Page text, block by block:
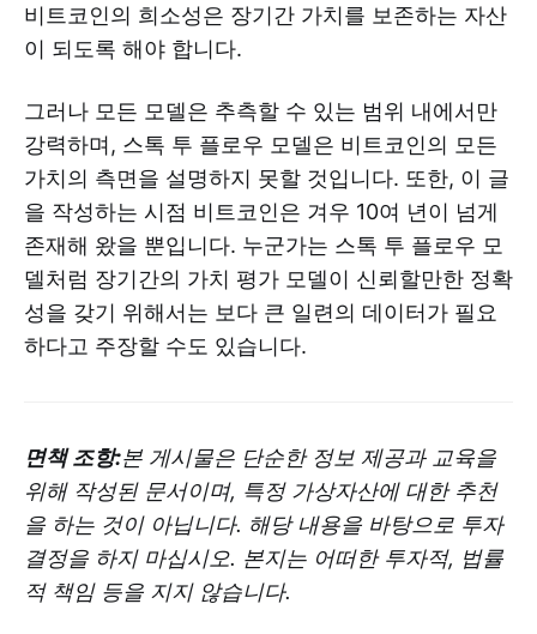
비트코인의 희소성은 장기간 가치를 보존하는 자산
이 되도록 해야 합니다.
그러나 모든 모델은 추측할 수 있는 범위 내에서만
강력하며, 스톡 투 플로우 모델은 비트코인의 모든
가치의 측면을 설명하지 못할 것입니다. 또한, 이 글
을 작성하는 시점 비트코인은 겨우 10여 년이 넘게
존재해 왔을 뿐입니다. 누군가는 스톡 투 플로우 모
델처럼 장기간의 가치 평가 모델이 신뢰할만한 정확
성을 갖기 위해서는 보다 큰 일련의 데이터가 필요
하다고 주장할 수도 있습니다.
면책 조항:본 게시물은 단순한 정보 제공과 교육을
위해 작성된 문서이며, 특정 가상자산에 대한 추천
을 하는 것이 아닙니다. 해당 내용을 바탕으로 투자
결정을 하지 마십시오. 본지는 어떠한 투자적, 법률
적 책임 등을 지지 않습니다.